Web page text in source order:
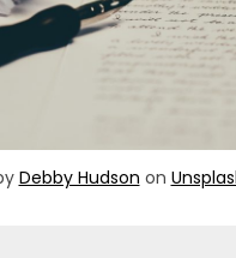
Debby Hudson on